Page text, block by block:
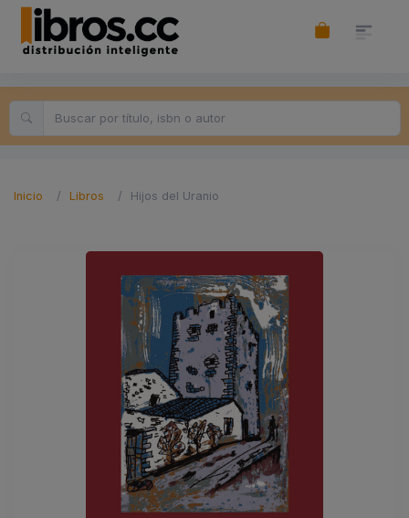
Inicio Libros Hijos del Uranio